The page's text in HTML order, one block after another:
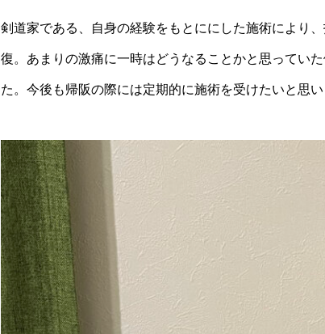
剣道家である、自身の経験をもとににした施術により
復。あまりの激痛に一時はどうなることかと思ってい
た。今後も帰阪の際には定期的に施術を受けたいと思い